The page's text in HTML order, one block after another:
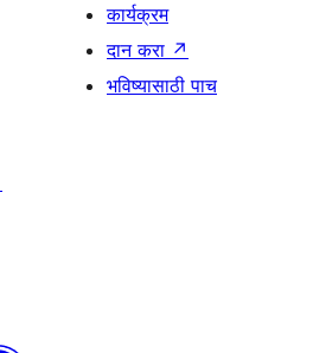
कार्यक्रम
दान करा ↗
भविष्यासाठी पाच